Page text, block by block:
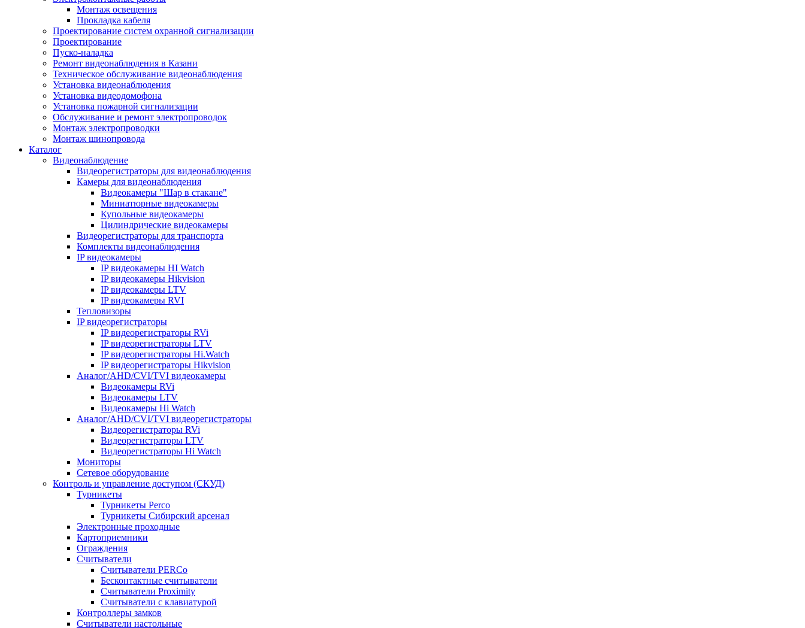
Монтаж освещения
Прокладка кабеля
Проектирование систем охранной сигнализации
Проектирование
Пуско-наладка
Ремонт видеонаблюдения в Казани
Техническое обслуживание видеонаблюдения
Установка видеонаблюдения
Установка видеодомофона
Установка пожарной сигнализации
Обслуживание и ремонт электропроводок
Монтаж электропроводки
Монтаж шинопровода
Каталог
Видеонаблюдение
Видеорегистраторы для видеонаблюдения
Камеры для видеонаблюдения
Видеокамеры "Шар в стакане"
Миниатюрные видеокамеры
Купольные видеокамеры
Цилиндрические видеокамеры
Видеорегистраторы для транспорта
Комплекты видеонаблюдения
IP видеокамеры
IP видеокамеры HI Watch
IP видеокамеры Hikvision
IP видеокамеры LTV
IP видеокамеры RVI
Тепловизоры
IP видеорегистраторы
IP видеорегистраторы RVi
IP видеорегистраторы LTV
IP видеорегистраторы Hi.Watch
IP видеорегистраторы Hikvision
Аналог/AHD/CVI/TVI видеокамеры
Видеокамеры RVi
Видеокамеры LTV
Видеокамеры Hi Watch
Аналог/AHD/CVI/TVI видеорегистраторы
Видеорегистраторы RVi
Видеорегистраторы LTV
Видеорегистраторы Hi Watch
Мониторы
Сетевое оборудование
Контроль и управление доступом (СКУД)
Турникеты
Турникеты Perco
Турникеты Сибирский арсенал
Электронные проходные
Картоприемники
Ограждения
Считыватели
Считыватели PERCo
Бесконтактные считыватели
Считыватели Proximity
Считыватели с клавиатурой
Контроллеры замков
Считыватели настольные